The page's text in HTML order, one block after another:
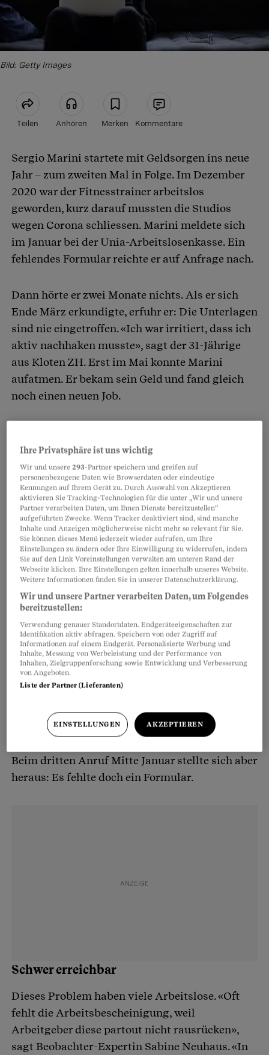
Bild: Getty Images
Teilen Anhören Merken Kommentare
Artikel teilen
Sergio Marini startete mit Geldsorgen ins neue
Jahr – zum zweiten Mal in Folge. Im Dezember
2020 war der Fitnesstrainer arbeitslos
geworden, kurz darauf mussten die Studios
wegen Corona schliessen. Marini meldete sich
im Januar bei der Unia-Arbeitslosenkasse. Ein
fehlendes Formular reichte er auf Anfrage nach.
Dann hörte er zwei Monate nichts. Als er sich
Ende März erkundigte, erfuhr er: Die Unterlagen
sind nie eingetroffen. «Ich war irritiert, dass ich
aktiv nachhaken musste», sagt der 31-Jährige
aus Kloten ZH. Erst im Mai konnte Marini
aufatmen. Er bekam sein Geld und fand gleich
noch einen neuen Job.
Ein paar Monate lang arbeitete er in zwei
Fitnessstudios, doch dann verlor er einen der
beiden Jobs und musste sich per 1. Dezember
erneut bei der Arbeitslosenkasse melden. Und
wieder liess das Geld auf sich warten. «Dieses
Mal fragte ich früh nach, ob die Unterlagen
vollständig sind. Das wurde mir bestätigt –
Beim dritten Anruf Mitte Januar stellte sich aber
heraus: Es fehlte doch ein Formular.
Schwer erreichbar
Dieses Problem haben viele Arbeitslose. «Oft
fehlt die Arbeitsbescheinigung, weil
Arbeitgeber diese partout nicht rausrücken»,
sagt Beobachter-Expertin Sabine Neuhaus. «In
Ihre Privatsphäre ist uns wichtig
Wir und unsere293-Partner speichern und greifen auf
personenbezogene Daten wie Browserdaten oder eindeutige
Kennungen auf Ihrem Gerät zu. Durch Auswahl von Akzeptieren
aktivieren Sie Tracking-Technologien für die unter „Wir und unsere
Partner verarbeiten Daten, um Ihnen Dienste bereitzustellen“
aufgeführten Zwecke. Wenn Tracker deaktiviert sind, sind manche
Inhalte und Anzeigen möglicherweise nicht mehr so relevant für Sie.
Sie können dieses Menü jederzeit wieder aufrufen, um Ihre
Einstellungen zu ändern oder Ihre Einwilligung zu widerrufen, indem
Sie auf den Link Voreinstellungen verwalten am unteren Rand der
Webseite klicken. Ihre Einstellungen gelten innerhalb unseres Website.
Weitere Informationen finden Sie in unserer Datenschutzerklärung.
Wir und unsere Partner verarbeiten Daten, um Folgendes
bereitzustellen:
Verwendung genauer Standortdaten. Endgeräteeigenschaften zur
Identifikation aktiv abfragen. Speichern von oder Zugriff auf
Informationen auf einem Endgerät. Personalisierte Werbung und
Inhalte, Messung von Werbeleistung und der Performance von
Inhalten, Zielgruppenforschung sowie Entwicklung und Verbesserung
von Angeboten.
Liste der Partner (Lieferanten)
EINSTELLUNGEN AKZEPTIEREN